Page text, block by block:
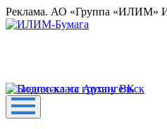
Реклама. АО «Группа «ИЛИМ»